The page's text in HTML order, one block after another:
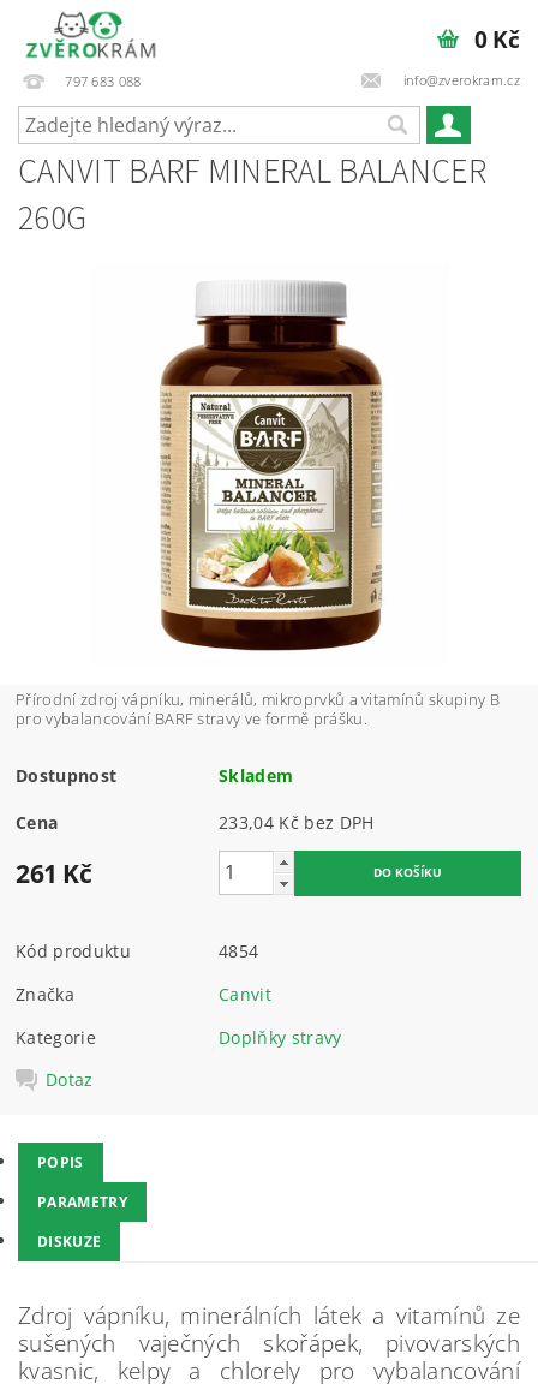
797 683 088 info@zverokram.cz
0 Kč
CANVIT BARF MINERAL BALANCER
260G
Přírodní zdroj vápníku, minerálů, mikroprvků a vitamínů skupiny B
pro vybalancování BARF stravy ve formě prášku.
Dostupnost Skladem
Cena 233,04 Kč bez DPH
261 Kč
Kód produktu
4854
Značka
Canvit
Kategorie
Doplňky stravy
Dotaz
POPIS
PARAMETRY
DISKUZE
Zdroj vápníku, minerálních látek a vitamínů ze
sušených vaječných skořápek, pivovarských
kvasnic, kelpy a chlorely pro vybalancování